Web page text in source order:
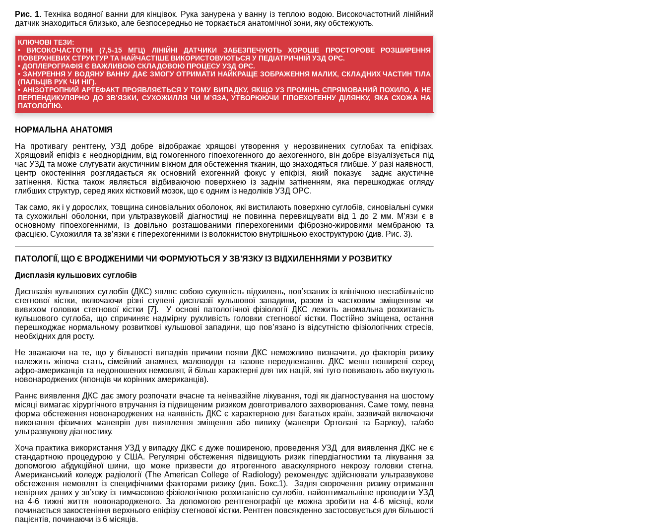
Рис. 1.Техніка водяної ванни для кінцівок. Рука занурена у ванну із теплою водою. Високочастотний лінійний
датчик знаходиться близько, але безпосередньо не торкається анатомічної зони, яку обстежують.
КЛЮЧОВІ ТЕЗИ:
• ВИСОКОЧАСТОТНІ (7,5-15 МГЦ) ЛІНІЙНІ ДАТЧИКИ ЗАБЕЗПЕЧУЮТЬ ХОРОШЕ ПРОСТОРОВЕ РОЗШИРЕННЯ
ПОВЕРХНЕВИХ СТРУКТУР ТА НАЙЧАСТІШЕ ВИКОРИСТОВУЮТЬСЯ У ПЕДІАТРИЧНІЙ УЗД ОРС.
• ДОПЛЕРОГРАФІЯ Є ВАЖЛИВОЮ СКЛАДОВОЮ ПРОЦЕСУ УЗД ОРС.
• ЗАНУРЕННЯ У ВОДЯНУ ВАННУ ДАЄ ЗМОГУ ОТРИМАТИ НАЙКРАЩЕ ЗОБРАЖЕННЯ МАЛИХ, СКЛАДНИХ ЧАСТИН ТІЛА
(ПАЛЬЦІВ РУК ЧИ НІГ).
• АНІЗОТРОПНИЙ АРТЕФАКТ ПРОЯВЛЯЄТЬСЯ У ТОМУ ВИПАДКУ, ЯКЩО УЗ ПРОМІНЬ СПРЯМОВАНИЙ ПОХИЛО, А НЕ
ПЕРПЕНДИКУЛЯРНО ДО ЗВ’ЯЗКИ, СУХОЖИЛЛЯ ЧИ М’ЯЗА, УТВОРЮЮЧИ ГІПОЕХОГЕННУ ДІЛЯНКУ, ЯКА СХОЖА НА
ПАТОЛОГІЮ.
НОРМАЛЬНА АНАТОМІЯ
На противагу рентгену, УЗД добре відображає хрящові утворення у нерозвинених суглобах та епіфізах.
Хрящовий епіфіз є неоднорідним, від гомогенного гіпоехогенного до аехогенного, він добре візуалізується під
час УЗД та може слугувати акустичним вікном для обстеження тканин, що знаходяться глибше. У разі наявності,
центр окостеніння розглядається як основний ехогенний фокус у епіфізі, який показує заднє акустичне
затінення. Кістка також являється відбиваючою поверхнею із заднім затіненням, яка перешкоджає огляду
глибших структур, серед яких кістковий мозок, що є одним із недоліків УЗД ОРС.
Так само, як і у дорослих, товщина синовіальних оболонок, які вистилають поверхню суглобів, синовіальні сумки
та сухожильні оболонки, при ультразвуковій діагностиці не повинна перевищувати від 1 до 2 мм. М’язи є в
основному гіпоехогенними, із довільно розташованими гіперехогеними фіброзно-жировими мембраною та
фасцією. Сухожилля та зв’язки є гіперехогенними із волокнистою внутрішньою ехоструктурою (див. Рис. 3).
ПАТОЛОГІЇ, ЩО Є ВРОДЖЕНИМИ ЧИ ФОРМУЮТЬСЯ У ЗВ’ЯЗКУ ІЗ ВІДХИЛЕННЯМИ У РОЗВИТКУ
Дисплазія кульшових суглобів
Дисплазія кульшових суглобів (ДКС) являє собою сукупність відхилень, пов’язаних із клінічною нестабільністю
стегнової кістки, включаючи різні ступені дисплазії кульшової западини, разом із частковим зміщенням чи
вивихом головки стегнової кістки [7]. У основі патологічної фізіології ДКС лежить аномальна розхитаність
кульшового суглоба, що спричиняє надмірну рухливість головки стегнової кістки. Постійно зміщена, остання
перешкоджає нормальному розвиткові кульшової западини, що пов’язано із відсутністю фізіологічних стресів,
необхідних для росту.
Не зважаючи на те, що у більшості випадків причини появи ДКС неможливо визначити, до факторів ризику
належить жіноча стать, сімейний анамнез, маловоддя та тазове передлежання. ДКС менш поширені серед
афро-американців та недоношених немовлят, й більш характерні для тих націй, які туго повивають або вкутують
новонароджених (японців чи корінних американців).
Раннє виявлення ДКС дає змогу розпочати вчасне та неінвазійне лікування, тоді як діагностування на шостому
місяці вимагає хірургічного втручання із підвищеним ризиком довготривалого захворювання. Саме тому, певна
форма обстеження новонароджених на наявність ДКС є характерною для багатьох країн, зазвичай включаючи
виконання фізичних маневрів для виявлення зміщення або вивиху (маневри Ортолані та Барлоу), та/або
ультразвукову діагностику.
Хоча практика використання УЗД у випадку ДКС є дуже поширеною, проведення УЗД для виявлення ДКС не є
стандартною процедурою у США. Регулярні обстеження підвищують ризик гіпердіагностики та лікування за
допомогою абдукційної шини, що може призвести до ятрогенного аваскулярного некрозу головки стегна.
Американський коледж радіології (The American College of Radiology) рекомендує здійснювати ультразвукове
обстеження немовлят із специфічними факторами ризику (див. Бокс.1). Задля скорочення ризику отримання
невірних даних у зв’язку із тимчасовою фізіологічною розхитаністю суглобів, найоптимальніше проводити УЗД
на 4-6 тижні життя новонародженого. За допомогою рентгенографії це можна зробити на 4-6 місяці, коли
починається закостеніння верхнього епіфізу стегнової кістки. Рентген повсякденно застосовується для більшості
пацієнтів, починаючи із 6 місяців.